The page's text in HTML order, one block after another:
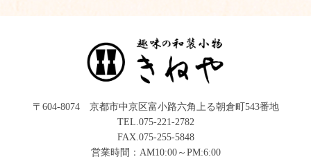
〒604-8074 京都市中京区富小路六角上る朝倉町543番地
TEL.075-221-2782
FAX.075-255-5848
営業時間：AM10:00～PM:6:00